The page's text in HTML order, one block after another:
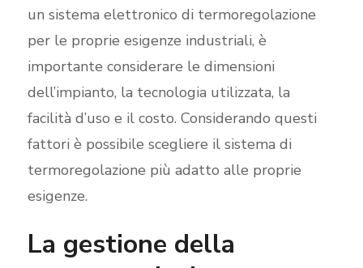
un sistema elettronico di termoregolazione
per le proprie esigenze industriali, è
importante considerare le dimensioni
dell’impianto, la tecnologia utilizzata, la
facilità d’uso e il costo. Considerando questi
fattori è possibile scegliere il sistema di
termoregolazione più adatto alle proprie
esigenze.
La gestione della